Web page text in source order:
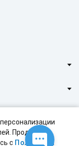
Продолжая
с Политикой